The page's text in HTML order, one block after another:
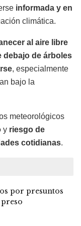
informada y en
climática.
al aire libre
debajo de árboles
, especialmente
bajo la
meteorológicos
y riesgo de
cotidianas.
por presuntos